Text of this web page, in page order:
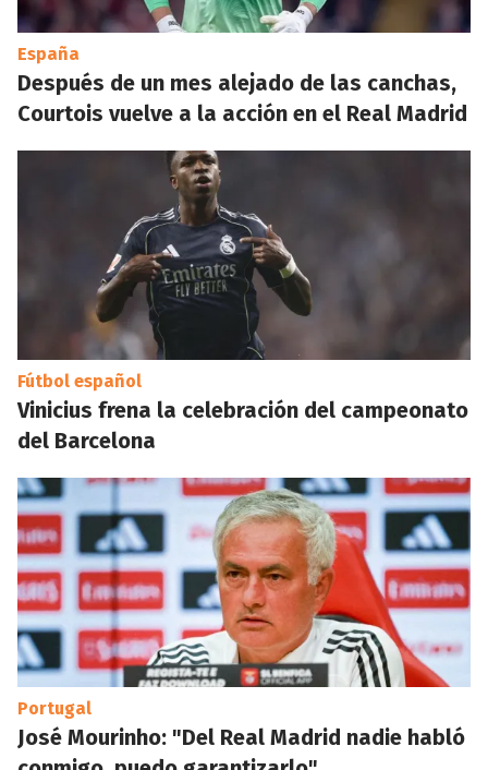
España
Después de un mes alejado de las canchas,
Courtois vuelve a la acción en el Real Madrid
Fútbol español
Vinicius frena la celebración del campeonato
del Barcelona
Portugal
José Mourinho: "Del Real Madrid nadie habló